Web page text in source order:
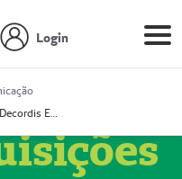
Login
Prestador Decordis Exames Cardiológicos LTDA (51004346-0)